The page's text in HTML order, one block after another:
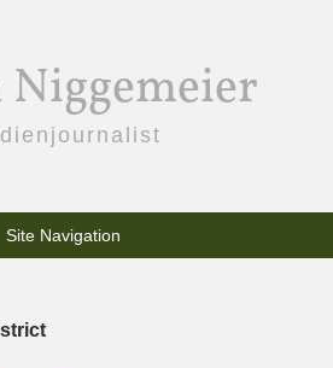
Niggemeier
Site Navigation